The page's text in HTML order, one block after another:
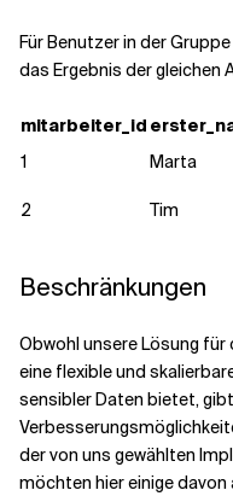
Für Benutzer in der Gruppe
das Ergebnis der gleichen
mitarbeiter_id
1
Marta
2
Tim
Beschränkungen
Obwohl unsere Lösung
eine flexible und
sensibler Daten bietet,
der von uns gewählten
möchten hier einige davon